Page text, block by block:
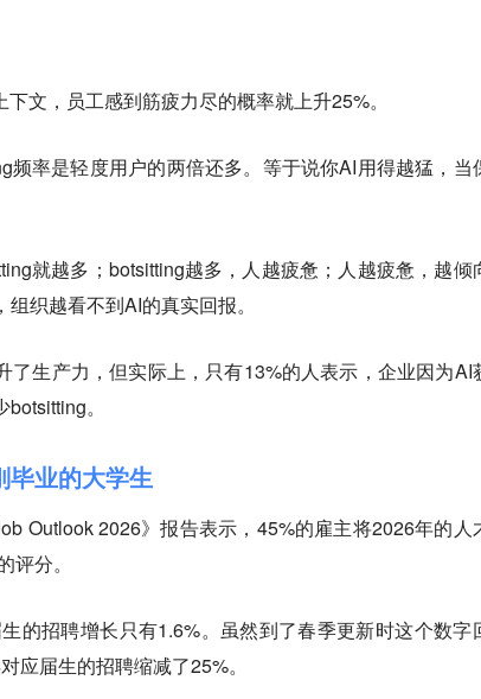
文，员工感到筋疲力尽的概率就上升25%。
频率是轻度用户的两倍还多。等于说你AI用得越猛，当
就越多；botsitting越多，人越疲惫；人越疲惫，越倾
织越看不到AI的真实回报。
了生产力，但实际上，只有13%的人表示，企业因为AI
。
业的大学生
Outlook 2026》报告表示，45%的雇主将2026年的人
分。
的招聘增长只有1.6%。虽然到了春季更新时这个数字
应届生的招聘缩减了25%。